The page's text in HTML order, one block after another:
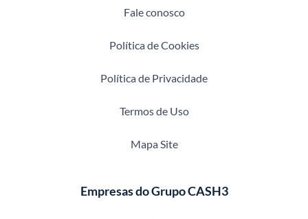
Fale conosco
Política de Cookies
Política de Privacidade
Termos de Uso
Mapa Site
Empresas do Grupo CASH3